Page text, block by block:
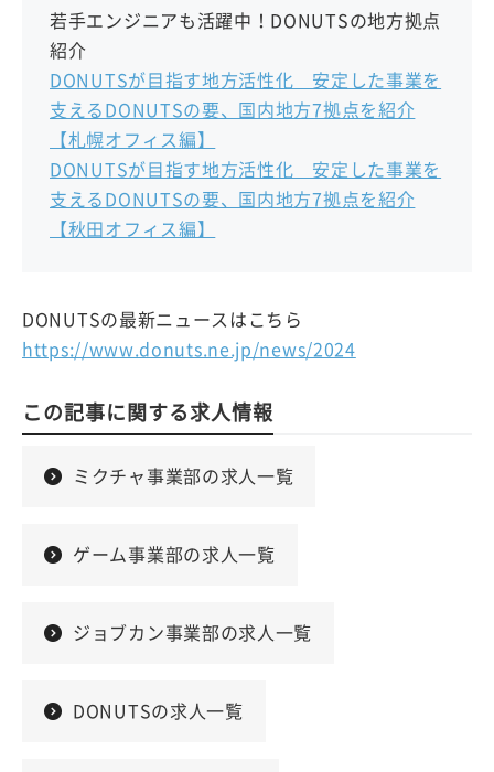
若手エンジニアも活躍中！DONUTSの地方拠点
紹介
DONUTSが目指す地方活性化 安定した事業を
支えるDONUTSの要、国内地方7拠点を紹介
【札幌オフィス編】
DONUTSが目指す地方活性化 安定した事業を
支えるDONUTSの要、国内地方7拠点を紹介
【秋田オフィス編】
DONUTSの最新ニュースはこちら
https://www.donuts.ne.jp/news/2024
この記事に関する求人情報
ミクチャ事業部の求人一覧
ゲーム事業部の求人一覧
ジョブカン事業部の求人一覧
DONUTSの求人一覧